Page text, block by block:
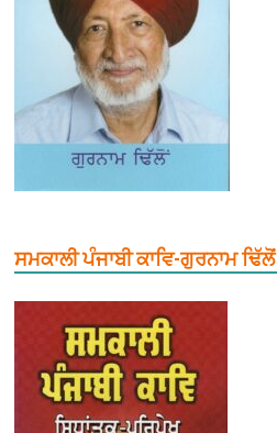
ਸਮਕਾਲੀ ਪੰਜਾਬੀ ਕਾਵਿ-ਗੁਰਨਾਮ ਢਿੱਲੋਂ